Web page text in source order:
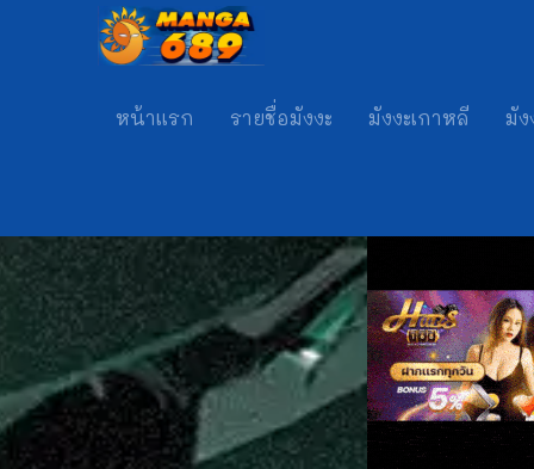
หน้าแรก รายชื่อมังงะ มังงะเกาหลี มั